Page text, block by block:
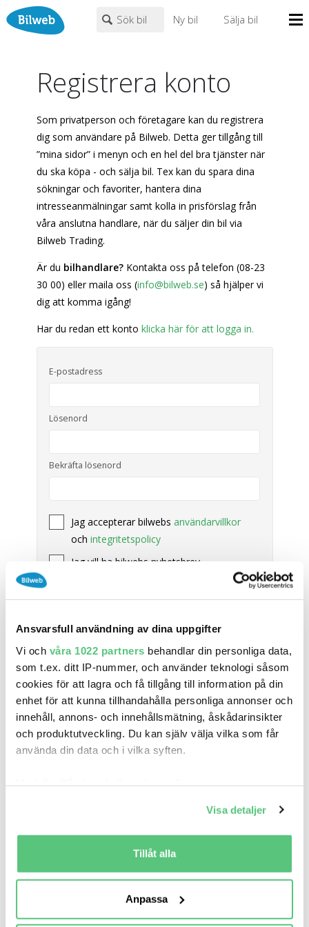
Ansvarsfull användning av dina uppgifter
Vi och våra 1022 partners behandlar din personliga data,
som t.ex. ditt IP-nummer, och använder teknologi såsom
cookies för att lagra och få tillgång till information på din
enhet för att kunna tillhandahålla personliga annonser och
innehåll, annons- och innehållsmätning, åskådarinsikter
och produktutveckling. Du kan själv välja vilka som får
använda din data och i vilka syften.
som kan ha en noggrannhet på upp till flera meter
Identifiera din enhet genom att aktivt skanna den
för specifika kännetecken (fingeravtryck)
Ta reda på mer om hur dina personliga uppgifter
Du kan ändra eller dra tillbaka ditt samtycke när som
helst från cookie-förklaringen.
Visa detaljer
Tillåt alla
Anpassa
Sök bil Ny bil Sälja bil
Bilhandlare
Nyheter
Privatleasing
Väghjälp
Auktioner
Märke (alla)
Endast fordon från MRF-anslutna handlare
Fritext
Populära märkenVolvo,Audi, Mercedes,Volkswagen,BMW
0krtillmer än 500000kr
Justera priset genom att dra i knapparna
År från
Mil från Mil till
Län (alla)
Fler val
Registrera konto
Som privatperson och företagare kan du registrera
dig som användare på Bilweb. Detta ger tillgång till
”mina sidor” i menyn och en hel del bra tjänster när
du ska köpa - och sälja bil. Tex kan du spara dina
sökningar och favoriter, hantera dina
intresseanmälningar samt kolla in prisförslag från
våra anslutna handlare, när du säljer din bil via
Bilweb Trading.
Är du bilhandlare?Kontakta oss på telefon (08-23
30 00) eller maila oss (info@bilweb.se) så hjälper vi
dig att komma igång!
Har du redan ett konto klicka här för att logga in.
E-postadress
Lösenord
Bekräfta lösenord
Jag accepterar bilwebs användarvillkor
och integritetspolicy
Jag vill ha bilwebs nyhetsbrev
Därför skall du registrera ett konto
på bilweb.se
Spara sökning
Bevaka inkommande bilar som